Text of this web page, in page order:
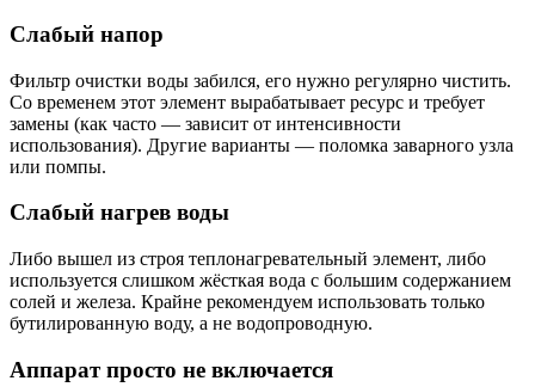
Слабый напор
Фильтр очистки воды забился, его нужно регулярно чистить.
Со временем этот элемент вырабатывает ресурс и требует
замены (как часто — зависит от интенсивности
использования). Другие варианты — поломка заварного узла
или помпы.
Слабый нагрев воды
Либо вышел из строя теплонагревательный элемент, либо
используется слишком жёсткая вода с большим содержанием
солей и железа. Крайне рекомендуем использовать только
бутилированную воду, а не водопроводную.
Аппарат просто не включается